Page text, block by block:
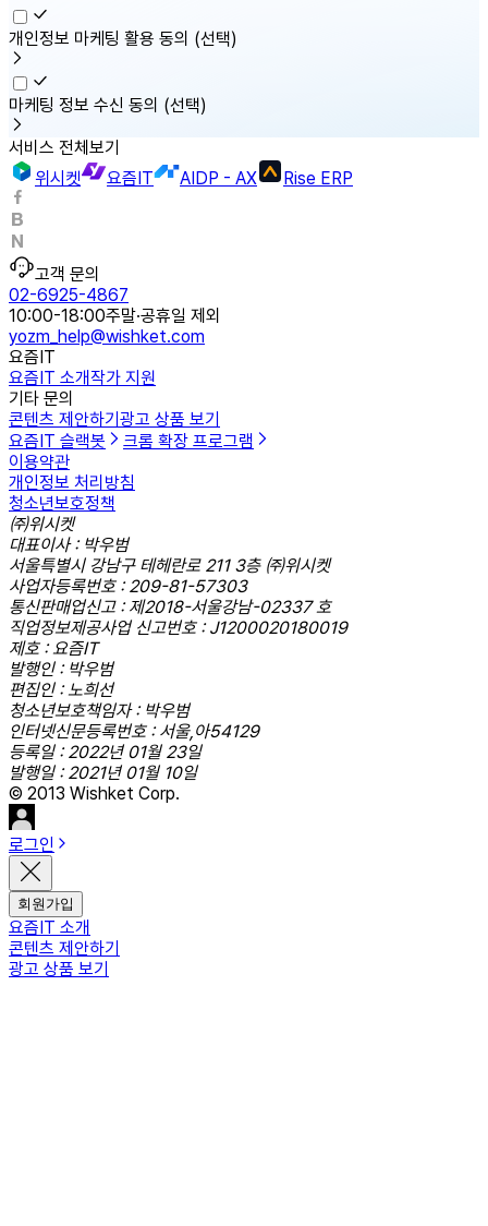
개인정보 마케팅 활용 동의 (선택)
마케팅 정보 수신 동의 (선택)
서비스 전체보기
위시켓
요즘IT AIDP - AX Rise ERP
고객 문의
02-6925-4867
10:00-18:00주말·공휴일 제외
yozm_help@wishket.com
요즘IT
요즘IT 소개작가 지원
기타 문의
콘텐츠 제안하기광고 상품 보기
요즘IT 슬랙봇
크롬 확장 프로그램
이용약관
개인정보 처리방침
청소년보호정책
㈜위시켓
대표이사 : 박우범
서울특별시 강남구 테헤란로 211 3층 ㈜위시켓
사업자등록번호 : 209-81-57303
통신판매업신고 : 제2018-서울강남-02337 호
직업정보제공사업 신고번호 : J1200020180019
제호 : 요즘IT
발행인 : 박우범
편집인 : 노희선
청소년보호책임자 : 박우범
인터넷신문등록번호 : 서울,아54129
등록일 : 2022년 01월 23일
발행일 : 2021년 01월 10일
© 2013 Wishket Corp.
로그인
회원가입
요즘IT 소개
콘텐츠 제안하기
광고 상품 보기